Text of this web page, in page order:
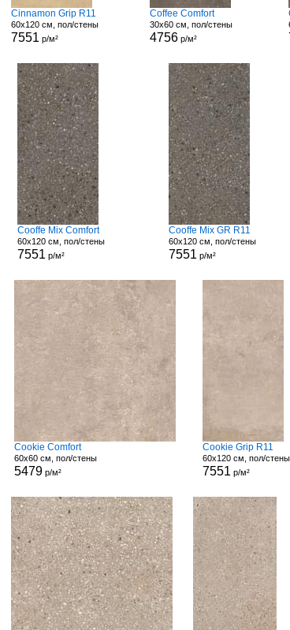
Cinnamon Grip R11
60x120 см, пол/стены
7551 р/м²
Coffee Comfort
30x60 см, пол/стены
4756 р/м²
Cooffe Mix Comfort
60x120 см, пол/стены
7551 р/м²
Cooffe Mix GR R11
60x120 см, пол/стены
7551 р/м²
Cookie Comfort
60x60 см, пол/стены
5479 р/м²
Cookie Grip R11
60x120 см, пол/стены
7551 р/м²